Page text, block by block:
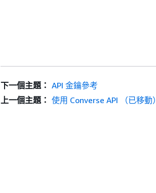
下一個主題： API 金鑰參考
上一個主題： 使用 Converse API （已移動）